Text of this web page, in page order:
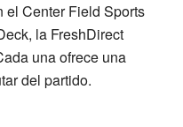
el Center Field Sports
la FreshDirect
una ofrece una
del partido.